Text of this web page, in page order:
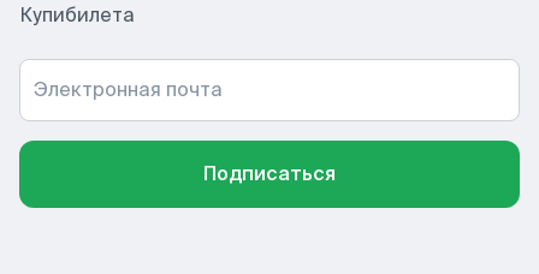
Купибилета
Электронная почта
Подписаться